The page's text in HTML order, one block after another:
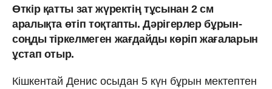
Өткір қатты зат жүректің тұсынан 2 см
аралықта өтіп тоқтапты. Дәрігерлер бұрын-
соңды тіркелмеген жағдайды көріп жағаларын
ұстап отыр.
Кішкентай Денис осыдан 5 күн бұрын мектептен